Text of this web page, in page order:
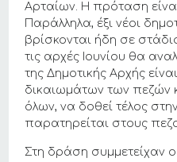
Αρταίων. Η πρόταση είναι
Παράλληλα, έξι νέοι
βρίσκονται ήδη σε
τις αρχές Ιουνίου θα
της Δημοτικής Αρχής
δικαιωμάτων των πεζών
όλων, να δοθεί τέλος
παρατηρείται στους
Στη δράση συμμετείχαν